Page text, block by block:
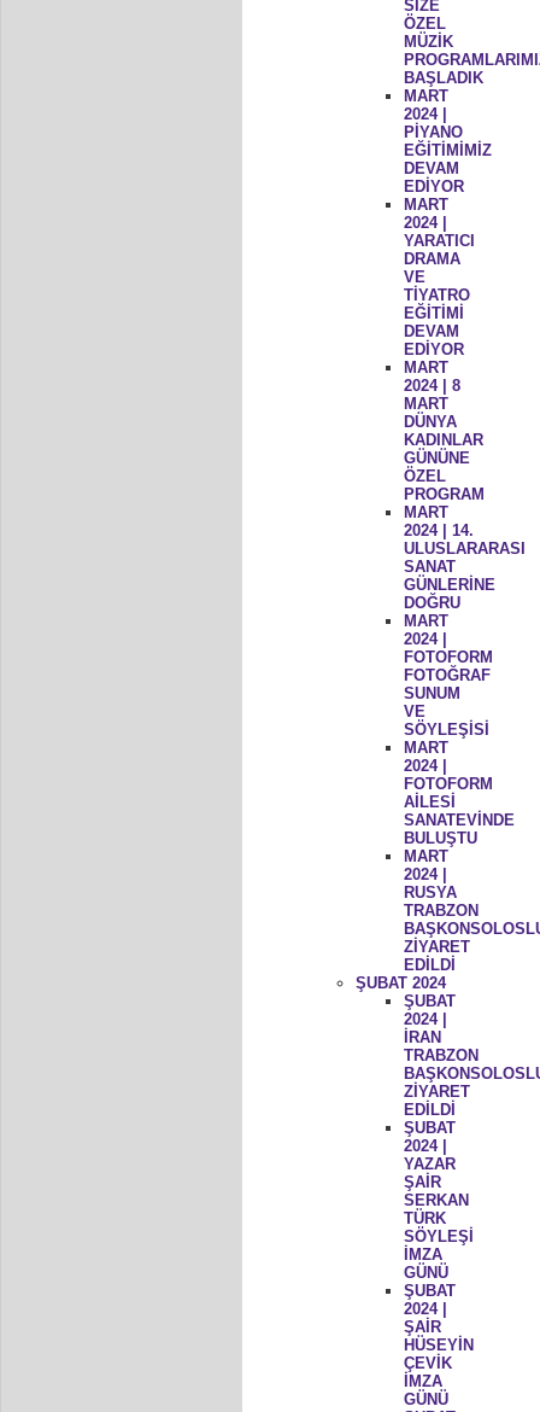
SİZE
ÖZEL
MÜZİK
BAŞLADIK
MART
2024 |
PİYANO
EĞİTİMİMİZ
DEVAM
EDİYOR
MART
2024 |
YARATICI
DRAMA
VE
TİYATRO
EĞİTİMİ
DEVAM
EDİYOR
MART
2024 | 8
MART
DÜNYA
KADINLAR
GÜNÜNE
ÖZEL
PROGRAM
MART
2024 | 14.
ULUSLARARASI
SANAT
GÜNLERİNE
DOĞRU
MART
2024 |
FOTOFORM
FOTOĞRAF
SUNUM
VE
SÖYLEŞİSİ
MART
2024 |
FOTOFORM
AİLESİ
SANATEVİNDE
BULUŞTU
MART
2024 |
RUSYA
TRABZON
ZİYARET
EDİLDİ
ŞUBAT 2024
ŞUBAT
2024 |
İRAN
TRABZON
ZİYARET
EDİLDİ
ŞUBAT
2024 |
YAZAR
ŞAİR
SERKAN
TÜRK
SÖYLEŞİ
İMZA
GÜNÜ
ŞUBAT
2024 |
ŞAİR
HÜSEYİN
ÇEVİK
İMZA
GÜNÜ